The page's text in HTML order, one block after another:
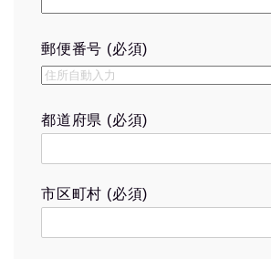
郵便番号 (必須)
都道府県 (必須)
市区町村 (必須)